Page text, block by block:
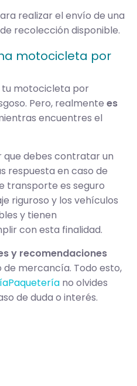
realizar el envío de una
recolección disponible.
motocicleta por
tu motocicleta por
Pero, realmente es
encuentres el
que debes contratar un
respuesta en caso de
transporte es seguro
riguroso y los vehículos
y tienen
con esta finalidad.
y recomendaciones
mercancía. Todo esto,
no olvides
de duda o interés.